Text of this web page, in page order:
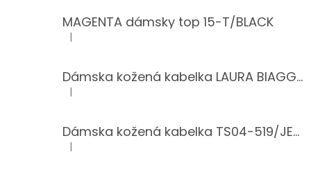
MAGENTA dámsky top 15-T/BLACK
Hodnotenie produktu je 5 z 5 hviezdičiek.
|
Dámska kožená kabelka LAURA BIAGGI 944-PINK
Hodnotenie produktu je 5 z 5 hviezdičiek.
|
Dámska kožená kabelka TS04-519/JEANS BLUE
Hodnotenie produktu je 5 z 5 hviezdičiek.
|